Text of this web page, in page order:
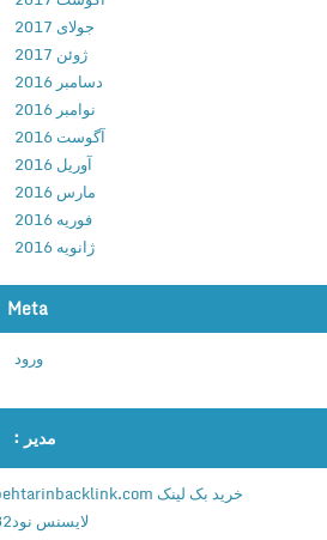
ر
ی
ن
ن
س
خ
ه
ا
پ
ت
و
د
ت
پ
ر
جولای 2017
ژوئن 2017
دسامبر 2016
نوامبر 2016
آگوست 2016
آوریل 2016
مارس 2016
فوریه 2016
ژانویه 2016
Meta
مدیر :
خرید بک لینک behtarinbacklink.com
لایسنس نود32